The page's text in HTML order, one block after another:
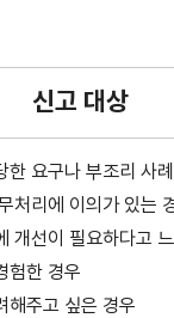
신고 대상
한 요구나 부조리 사례
처리에 이의가 있는
개선이 필요하다고
험한 경우
해주고 싶은 경우